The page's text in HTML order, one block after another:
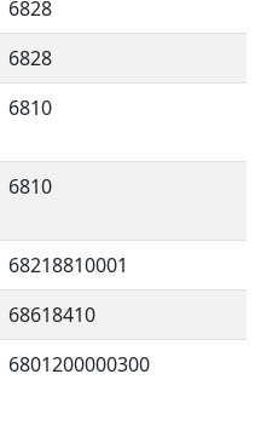
6828
6828
6810
6810
68218810001
68618410
6801200000300